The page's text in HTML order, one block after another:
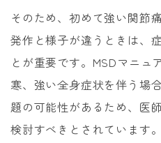
そのため、初めて強い関節
発作と様子が違うときは、
とが重要です。MSDマニュ
寒、強い全身症状を伴う場
題の可能性があるため、医
検討すべきとされています。